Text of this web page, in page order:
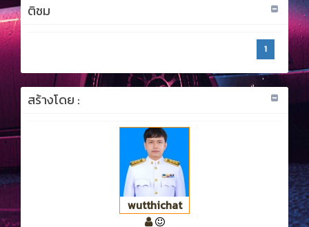
ติชม
1
สร้างโดย :
wutthichat